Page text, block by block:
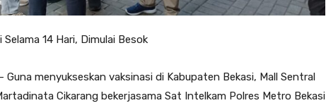
14 Hari, Dimulai Besok
Guna menyukseskan vaksinasi di Kabupaten Bekasi, Mall Sentral
Cikarang bekerjasama Sat Intelkam Polres Metro Bekasi